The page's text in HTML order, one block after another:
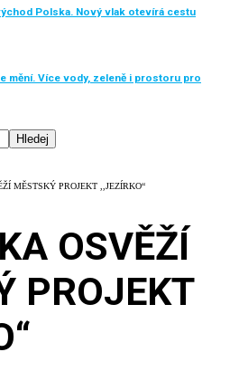
Polska. Nový vlak otevírá cestu
mění. Více vody, zeleně i prostoru pro
MĚSTSKÝ PROJEKT ,,JEZÍRKO“
OSVĚŽÍ
PROJEKT